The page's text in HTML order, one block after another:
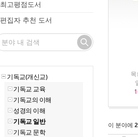
최고평점도서
편집자 추천 도서
기독교(개신교)
기독교 교육
기독교의 이해
성경의 이해
기독교 일반
기독교 문학
이 분야에